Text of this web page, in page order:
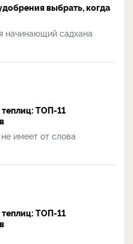
выбрать, когда
начинающий садхана
ТОП-11
имеет от слова
ТОП-11